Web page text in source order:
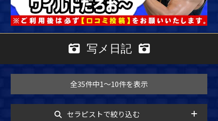
写メ日記
全35件中1～10件を表示
セラピストで絞り込む